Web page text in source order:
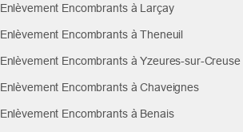
Enlèvement Encombrants à Larçay
Enlèvement Encombrants à Theneuil
Enlèvement Encombrants à Yzeures-sur-Creuse
Enlèvement Encombrants à Chaveignes
Enlèvement Encombrants à Benais